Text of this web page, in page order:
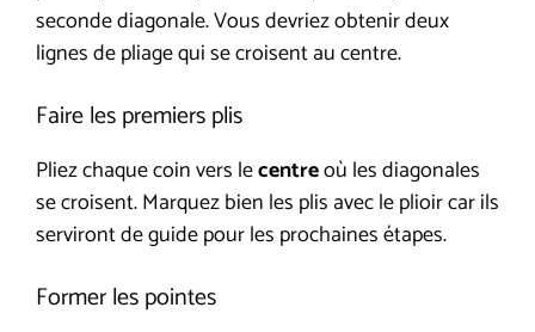
seconde diagonale. Vous devriez obtenir deux
lignes de pliage qui se croisent au centre.
Faire les premiers plis
Pliez chaque coin vers lecentreoù les diagonales
se croisent. Marquez bien les plis avec le plioir car ils
serviront de guide pour les prochaines étapes.
Former les pointes